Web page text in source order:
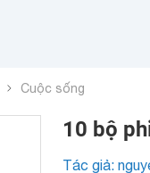
Cuộc sống
10 bộ
Tác giả: